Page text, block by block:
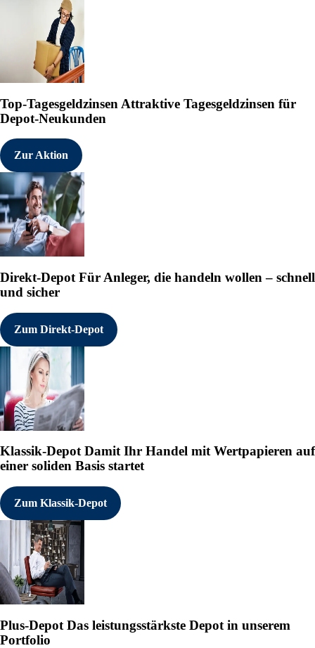
Top-Tagesgeldzinsen Attraktive Tagesgeldzinsen für
Depot-Neukunden
Zur Aktion
Direkt-Depot Für Anleger, die handeln wollen – schnell
und sicher
Zum Direkt-Depot
Klassik-DepotDamit Ihr Handel mit Wertpapieren auf
einer soliden Basis startet
Zum Klassik-Depot
Plus-Depot Das leistungsstärkste Depot in unserem
Portfolio